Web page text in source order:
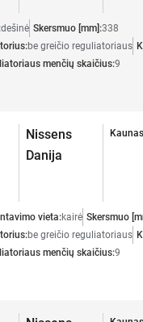
dešinė Skersmuo [mm]:338
be greičio reguliatoriaus
menčių skaičius:9
Nissens
Danija
vieta:kairė Skersmuo
be greičio reguliatoriaus
menčių skaičius:9